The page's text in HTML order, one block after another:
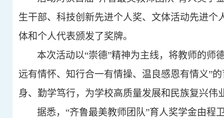
生干部、科技创新先进个人奖、文体活动先进
体和个人代表颁发了奖牌。
本次活动以“崇德”精神为主线，将教师的师
远有情怀、知行合一有情操、温良感恩有情义”
身、勤学笃行，为学校高质量发展和民族复兴伟
据悉， “齐鲁最美教师团队”育人奖学金由程